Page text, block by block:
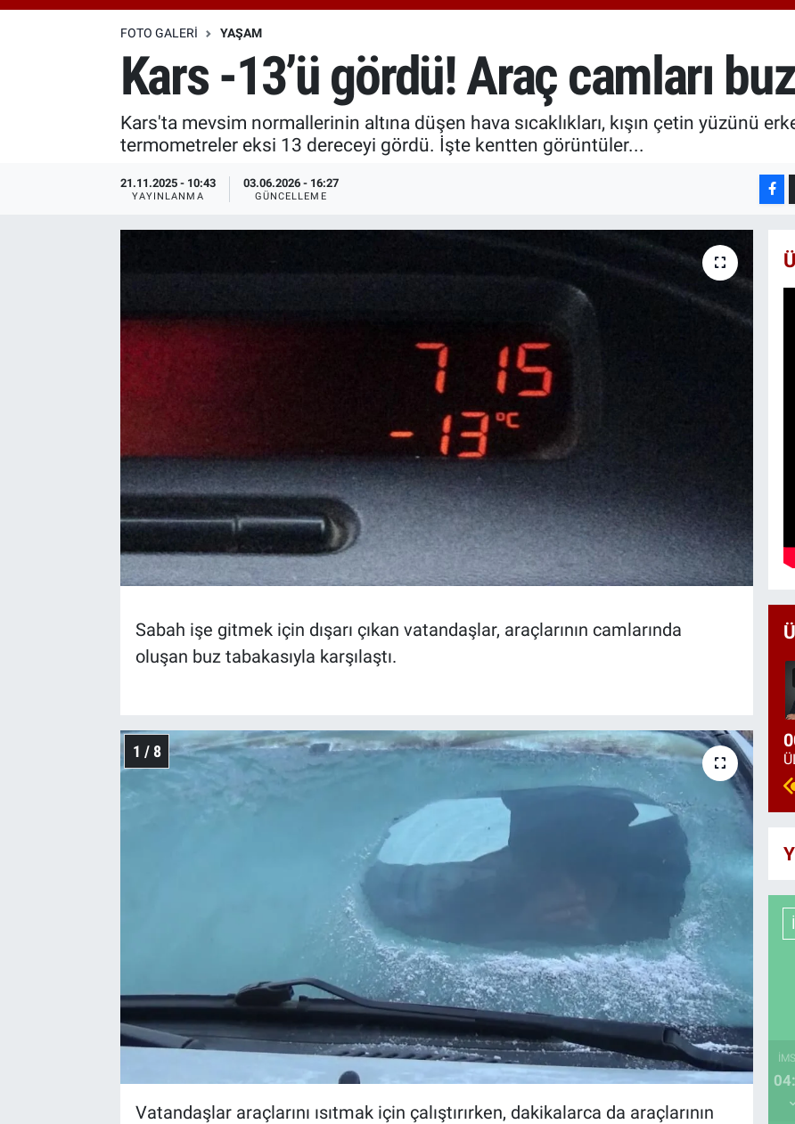
FOTO GALERI YAŞAM
Kars -13’ü gördü! Araç camları
Kars'ta mevsim normallerinin altına düşen hava sıcaklıkları, kışın çetin yüzünü
termometreler eksi 13 dereceyi gördü. İşte kentten görüntüler...
21.11.2025 - 10:43
YAYINLANMA
03.06.2026 - 16:27
GÜNCELLEME
Sabah işe gitmek için dışarı çıkan vatandaşlar, araçlarının camlarında
oluşan buz tabakasıyla karşılaştı.
1 / 8
Vatandaşlar araçlarını ısıtmak için çalıştırırken, dakikalarca da araçlarının
Özel Haberler
Özel Haberler
Haber Arşivi